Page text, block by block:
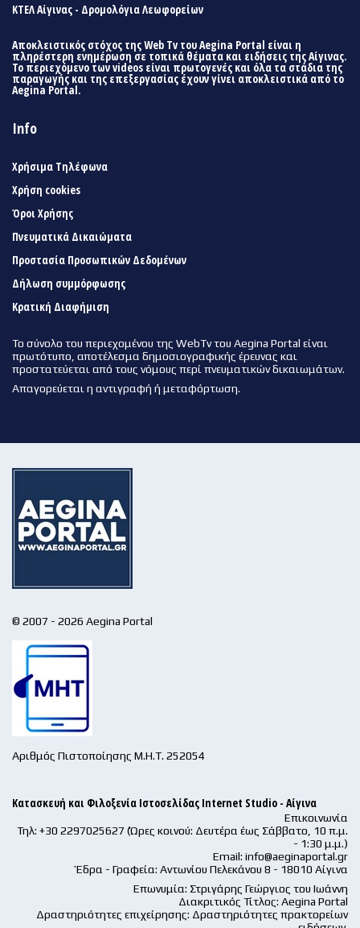
ΚΤΕΛ Αίγινας - Δρομολόγια Λεωφορείων
Αποκλειστικός στόχος της Web Tv του Aegina Portal είναι η
πληρέστερη ενημέρωση σε τοπικά θέματα και ειδήσεις της Αίγινας.
Το περιεχόμενο των videos είναι πρωτογενές και όλα τα στάδια της
παραγωγής και της επεξεργασίας έχουν γίνει αποκλειστικά από το
Aegina Portal.
Info
Χρήσιμα Τηλέφωνα
Χρήση cookies
Όροι Χρήσης
Πνευματικά Δικαιώματα
Προστασία Προσωπικών Δεδομένων
Δήλωση συμμόρφωσης
Κρατική Διαφήμιση
Το σύνολο του περιεχομένου της WebTv του Aegina Portal είναι
πρωτότυπο, αποτέλεσμα δημοσιογραφικής έρευνας και
προστατεύεται από τους νόμους περί πνευματικών δικαιωμάτων.
Απαγορεύεται η αντιγραφή ή μεταφόρτωση.
© 2007 - 2026 Aegina Portal
Αριθμός Πιστοποίησης Μ.Η.Τ. 252054
Κατασκευή και Φιλοξενία Ιστοσελίδας Internet Studio - Αίγινα
Επικοινωνία
Τηλ: +30 2297025627 (Ώρες κοινού: Δευτέρα έως Σάββατο, 10 π.μ.
- 1:30 μ.μ.)
Email: info@aeginaportal.gr
Έδρα - Γραφεία: Αντωνίου Πελεκάνου 8 - 18010 Αίγινα
Επωνυμία: Στριγάρης Γεώργιος του Ιωάννη
Διακριτικός Τίτλος: Aegina Portal
Δραστηριότητες επιχείρησης: Δραστηριότητες πρακτορείων